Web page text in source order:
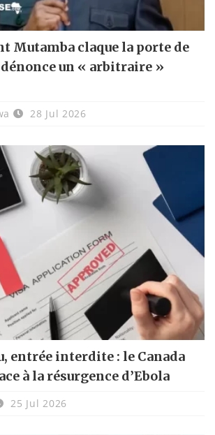
Mutamba claque la porte de
un « arbitraire »
28 Jul 2026
entrée interdite : le Canada
à la résurgence d’Ebola
25 Jul 2026